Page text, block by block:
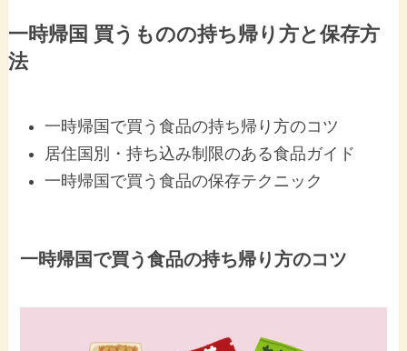
一時帰国 買うものの持ち帰り方と保存方
法
一時帰国で買う食品の持ち帰り方のコツ
居住国別・持ち込み制限のある食品ガイド
一時帰国で買う食品の保存テクニック
一時帰国で買う食品の持ち帰り方のコツ